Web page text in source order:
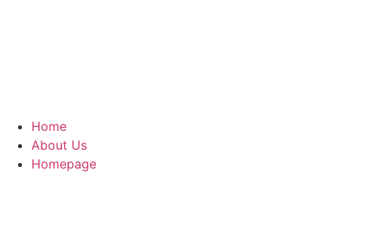
Home
About Us
Homepage